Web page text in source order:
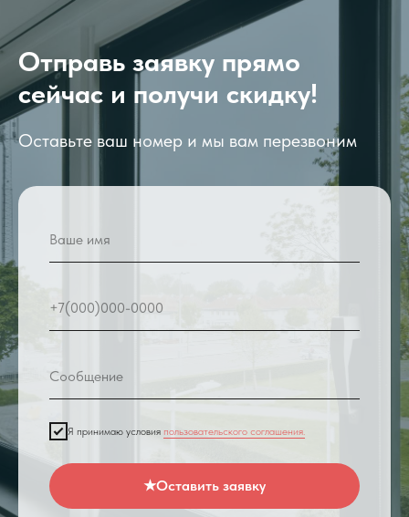
Отправь заявку прямо
сейчас и получи скидку!
Оставьте ваш номер и мы вам перезвоним
Ваше имя
+7(000)000-0000
Сообщение
Я принимаю условия пользовательского соглашения.
★Оставить заявку